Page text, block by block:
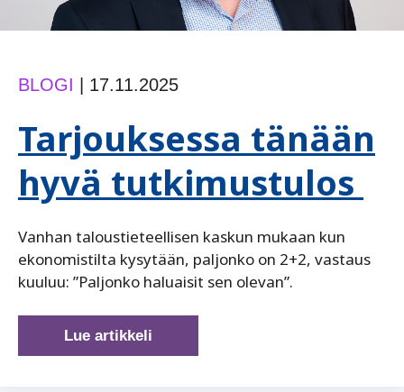
BLOGI 17.11.2025
Tarjouksessa tänään
hyvä tutkimustulos
Vanhan taloustieteellisen kaskun mukaan kun
ekonomistilta kysytään, paljonko on 2+2, vastaus
kuuluu: ”Paljonko haluaisit sen olevan”.
Tarjouksessa
tänään
Lue artikkeli